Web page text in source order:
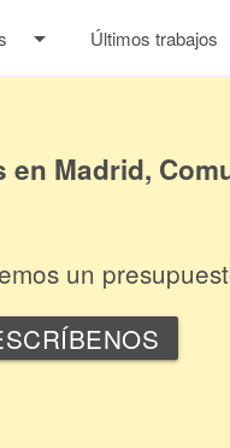
arrow_drop_down Últimos trabajos
Madrid,
un